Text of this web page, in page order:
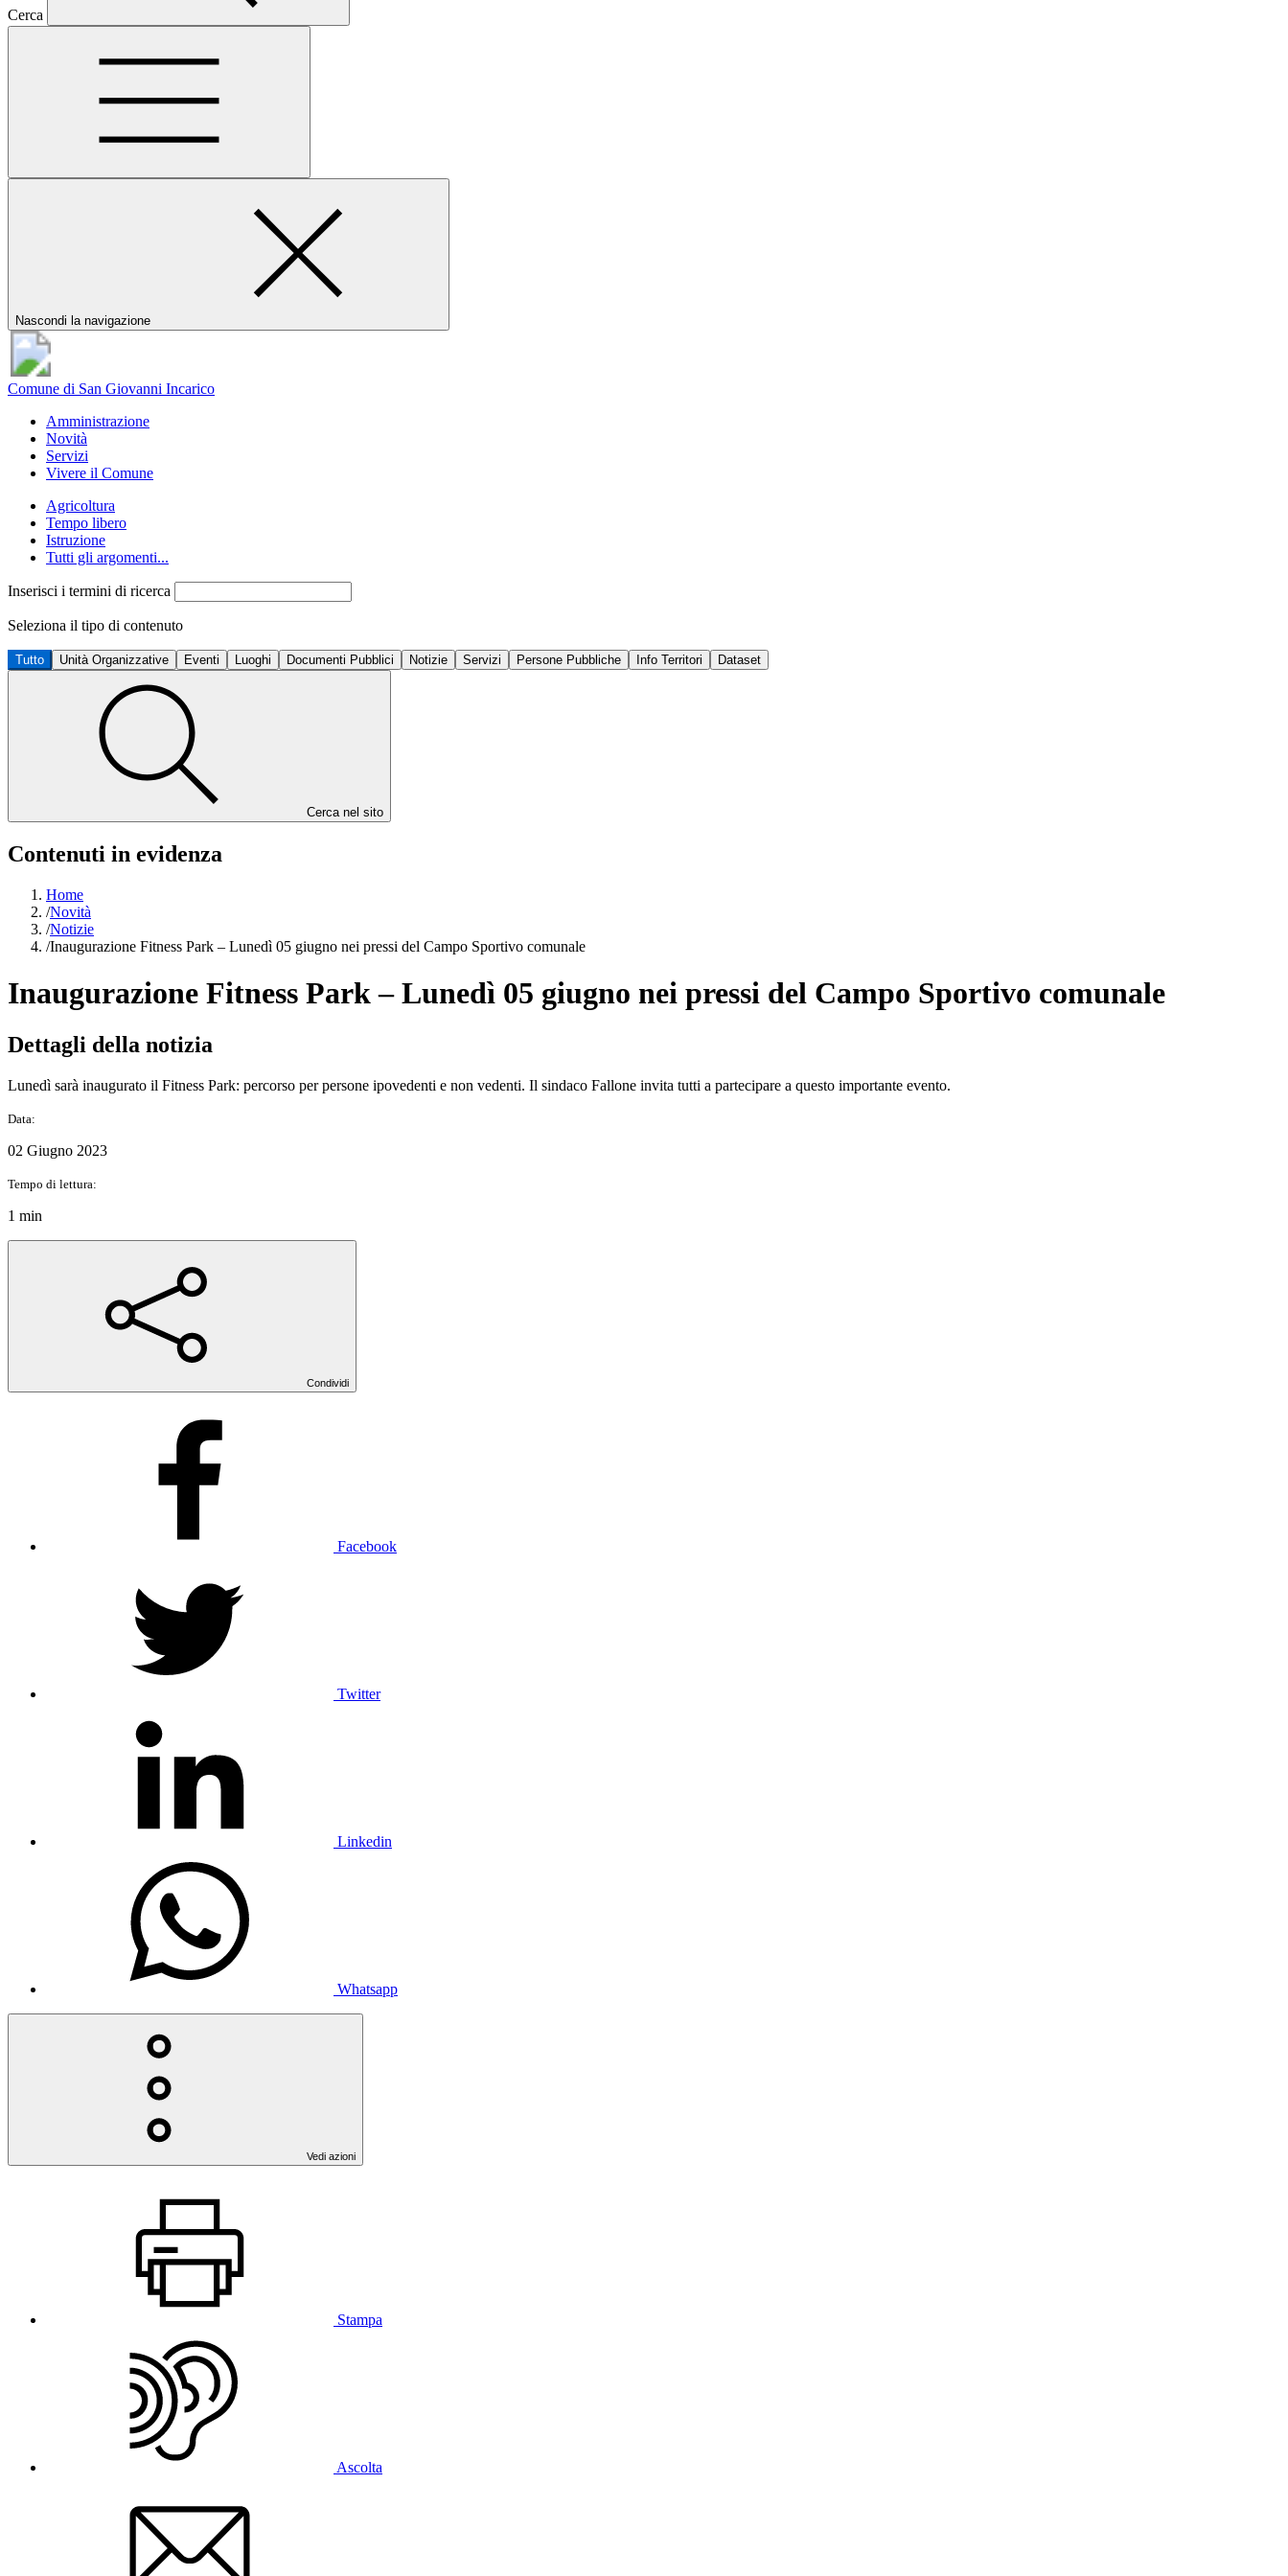
Cerca
Nascondi la navigazione
Comune di San Giovanni Incarico
Amministrazione
Novità
Servizi
Vivere il Comune
Agricoltura
Tempo libero
Istruzione
Tutti gli argomenti...
Inserisci i termini di ricerca
Seleziona il tipo di contenuto
Tutto Unità Organizzative Eventi Luoghi Documenti Pubblici Notizie Servizi Persone Pubbliche Info Territori Dataset
Cerca nel sito
Contenuti in evidenza
Home
/Novità
/Notizie
/Inaugurazione Fitness Park – Lunedì 05 giugno nei pressi del Campo Sportivo comunale
Inaugurazione Fitness Park – Lunedì 05 giugno nei pressi del Campo Sportivo comunale
Dettagli della notizia
Lunedì sarà inaugurato il Fitness Park: percorso per persone ipovedenti e non vedenti. Il sindaco Fallone invita tutti a partecipare a questo importante evento.
Data:
02 Giugno 2023
Tempo di lettura:
1 min
Condividi
Facebook
Twitter
Linkedin
Whatsapp
Vedi azioni
Stampa
Ascolta